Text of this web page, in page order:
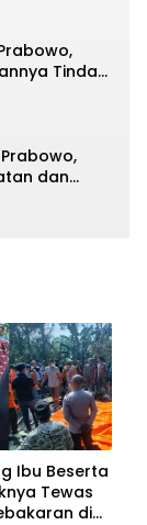
Tindak
dan
Ibu Beserta
Tewas
di